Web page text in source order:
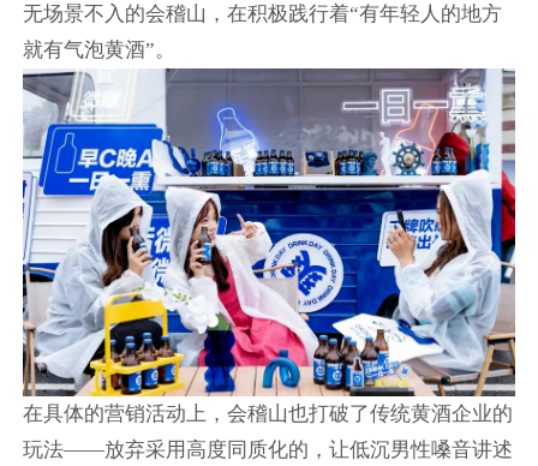
无场景不入的会稽山，在积极践行着“有年轻人的地方
就有气泡黄酒”。
在具体的营销活动上，会稽山也打破了传统黄酒企业的
玩法——放弃采用高度同质化的，让低沉男性嗓音讲述